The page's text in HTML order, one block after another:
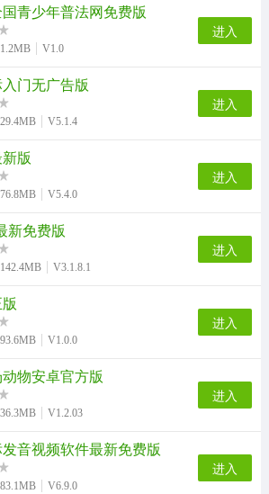
捏脸研究所通用版 唱唱启蒙英语官方正版
青少年普法网免费版
1.2MB V1.0
进入
门无广告版
29.4MB V5.1.4
进入
版
76.8MB V5.4.0
进入
新免费版
142.4MB V3.1.8.1
进入
93.6MB V1.0.0
进入
物安卓官方版
36.3MB V1.2.03
进入
音视频软件最新免费版
83.1MB V6.9.0
进入